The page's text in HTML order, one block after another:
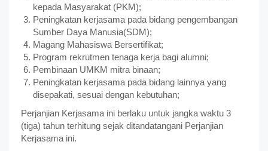
kepada Masyarakat (PKM);
Peningkatan kerjasama pada bidang pengembangan
Sumber Daya Manusia(SDM);
Magang Mahasiswa Bersertifikat;
Program rekrutmen tenaga kerja bagi alumni;
Pembinaan UMKM mitra binaan;
Peningkatan kerjasama pada bidang lainnya yang
disepakati, sesuai dengan kebutuhan;
Perjanjian Kerjasama ini berlaku untuk jangka waktu 3
(tiga) tahun terhitung sejak ditandatangani Perjanjian
Kerjasama ini.